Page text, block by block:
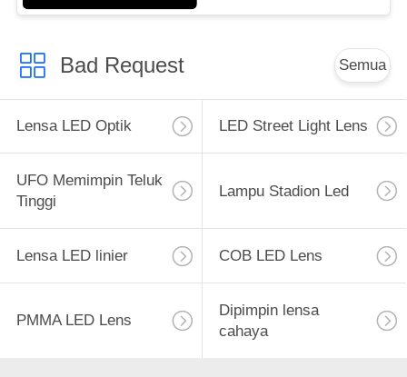
Bad Request Semua
Lensa LED Optik LED Street Light Lens
UFO Memimpin Teluk
Tinggi
Lampu Stadion Led
Lensa LED linier COB LED Lens
PMMA LED Lens
Dipimpin lensa
cahaya